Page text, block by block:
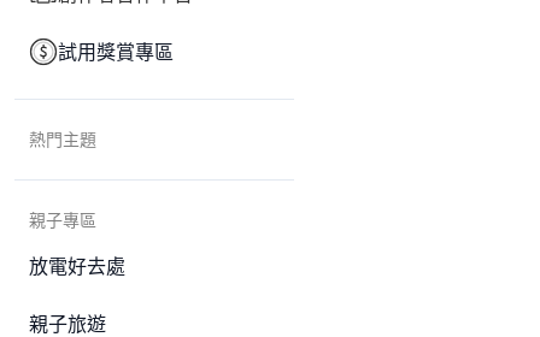
試用獎賞專區
熱門主題
親子專區
放電好去處
親子旅遊